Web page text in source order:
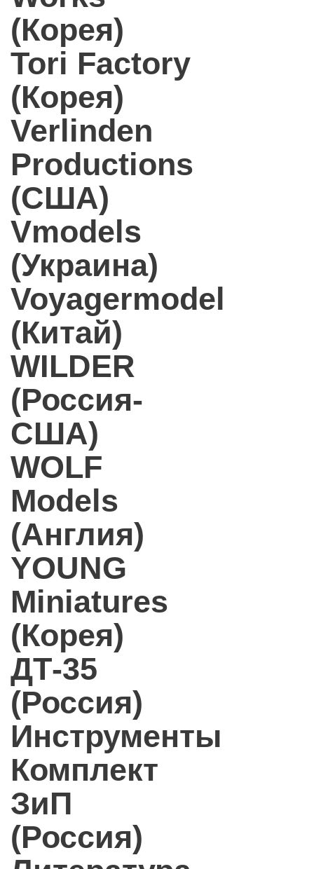
(Корея)
Tori Factory
(Корея)
Verlinden
Productions
(США)
Vmodels
(Украина)
Voyagermodel
(Китай)
WILDER
(Россия-
США)
WOLF
Models
(Англия)
YOUNG
Miniatures
(Корея)
ДТ-35
(Россия)
Инструменты
Комплект
ЗиП
(Россия)